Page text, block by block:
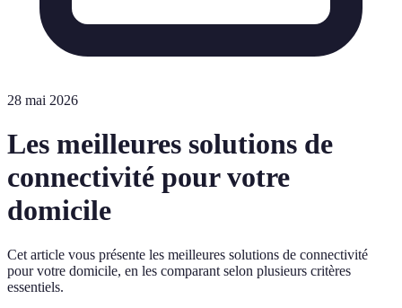
28 mai 2026
Les meilleures solutions de
connectivité pour votre
domicile
Cet article vous présente les meilleures solutions de connectivité
pour votre domicile, en les comparant selon plusieurs critères
essentiels.